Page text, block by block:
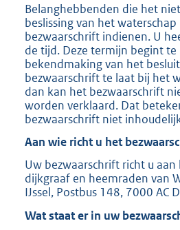
Belanghebbenden die het
beslissing van het
bezwaarschrift indienen. U
de tijd. Deze termijn begint
bekendmaking van het
bezwaarschrift te laat bij het
dan kan het bezwaarschrift
worden verklaard. Dat
bezwaarschrift niet
Aan wie richt u het
Uw bezwaarschrift richt u aan
dijkgraaf en heemraden van
IJssel, Postbus 148, 7000 AC
Wat staat er in uw